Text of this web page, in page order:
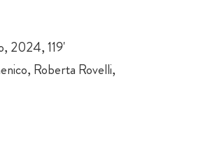
2024, 119'
Roberta Rovelli,